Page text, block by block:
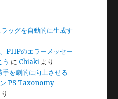
ッグを自動的に生成す
PHPのエラーメッセー
う に Chiaki より
手を劇的に向上させる
PS Taxonomy